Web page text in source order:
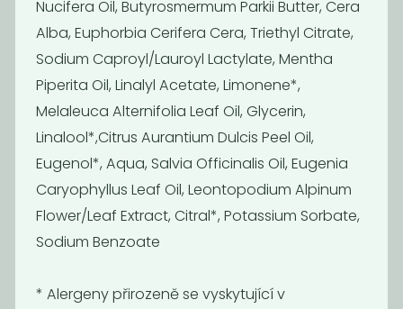
Šampuk Dvojitá
239Kč
Šampuk
Ichtamol
239 Kč
Nucifera Oil, Butyrosmermum Parkii Butter, Cera
Alba, Euphorbia Cerifera Cera, Triethyl Citrate,
Sodium Caproyl/Lauroyl Lactylate, Mentha
Piperita Oil, Linalyl Acetate, Limonene*,
Melaleuca Alternifolia Leaf Oil, Glycerin,
Linalool*,Citrus Aurantium Dulcis Peel Oil,
Eugenol*, Aqua, Salvia Officinalis Oil, Eugenia
Caryophyllus Leaf Oil, Leontopodium Alpinum
Flower/Leaf Extract, Citral*, Potassium Sorbate,
Sodium Benzoate
* Alergeny přirozeně se vyskytující v